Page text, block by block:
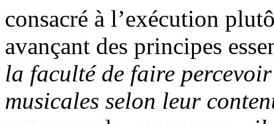
consacré à l’exécution
avançant des principes
la faculté de faire
musicales selon leur